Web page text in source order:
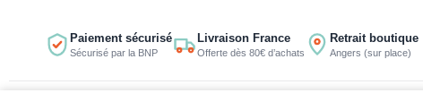
contenu
Paiement sécurisé
Sécurisé par la BNP
Livraison France
Offerte dès 80€ d’achats
Retrait boutique
Angers (sur place)